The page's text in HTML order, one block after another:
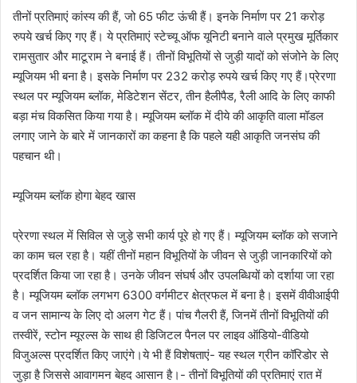
तीनों प्रतिमाएं कांस्य की हैं, जो 65 फीट ऊंची हैं। इनके निर्माण पर 21 करोड़
रुपये खर्च किए गए हैं। ये प्रतिमाएं स्टेच्यू ऑफ यूनिटी बनाने वाले प्रमुख मूर्तिकार
रामसुतार और माटूराम ने बनाई हैं। तीनों विभूतियों से जुड़ी यादों को संजोने के लिए
म्यूजियम भी बना है। इसके निर्माण पर 232 करोड़ रुपये खर्च किए गए हैं।प्रेरणा
स्थल पर म्यूजियम ब्लॉक, मेडिटेशन सेंटर, तीन हैलीपैड, रैली आदि के लिए काफी
बड़ा मंच विकसित किया गया है। म्यूजियम ब्लॉक में दीये की आकृति वाला मॉडल
लगाए जाने के बारे में जानकारों का कहना है कि पहले यही आकृति जनसंघ की
पहचान थी।
म्यूजियम ब्लॉक होगा बेहद खास
प्रेरणा स्थल में सिविल से जुड़े सभी कार्य पूरे हो गए हैं। म्यूजियम ब्लॉक को सजाने
का काम चल रहा है। यहीं तीनों महान विभूतियों के जीवन से जुड़ी जानकारियों को
प्रदर्शित किया जा रहा है। उनके जीवन संघर्ष और उपलब्धियों को दर्शाया जा रहा
है। म्यूजियम ब्लॉक लगभग 6300 वर्गमीटर क्षेत्रफल में बना है। इसमें वीवीआईपी
व जन सामान्य के लिए दो अलग गेट हैं। पांच गैलरी हैं, जिनमें तीनों विभूतियों की
तस्वीरें, स्टोन म्यूरल्स के साथ ही डिजिटल पैनल पर लाइव ऑडियो-वीडियो
विजुअल्स प्रदर्शित किए जाएंगे।ये भी हैं विशेषताएं- यह स्थल ग्रीन कॉरिडोर से
जुड़ा है जिससे आवागमन बेहद आसान है।- तीनों विभूतियों की प्रतिमाएं रात में